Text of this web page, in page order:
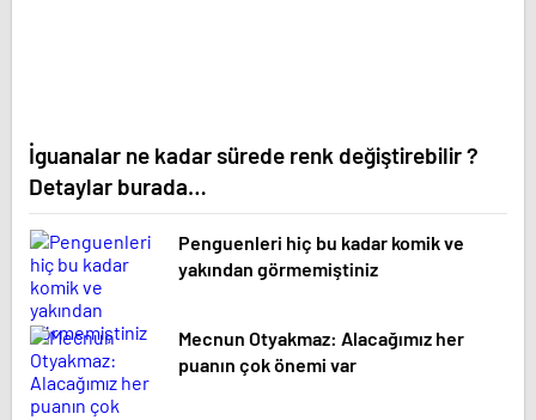
İguanalar ne kadar sürede renk değiştirebilir ?
Detaylar burada…
Penguenleri hiç bu kadar komik ve
yakından görmemiştiniz
Mecnun Otyakmaz: Alacağımız her
puanın çok önemi var